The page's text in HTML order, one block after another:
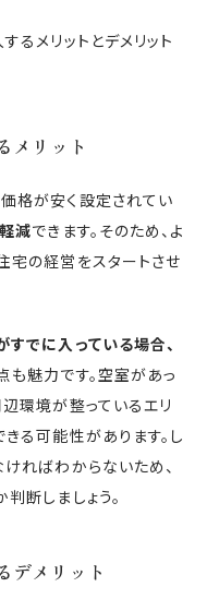
るメリットとデメリット
メリット
格が安く設定されてい
減できます。そのため、よ
宅の経営をスタートさせ
でに入っている場合、
も魅力です。空室があっ
環境が整っているエリ
る可能性があります。し
ればわからないため、
断しましょう。
デメリット